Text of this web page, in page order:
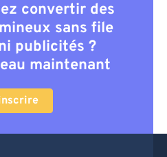
convertir des
sans file
publicités ?
maintenant